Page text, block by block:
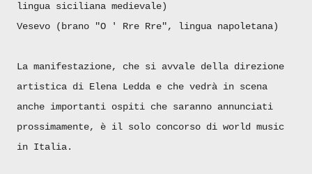
lingua siciliana medievale)
Vesevo (brano "O ' Rre Rre", lingua napoletana)
La manifestazione, che si avvale della direzione
artistica di Elena Ledda e che vedrà in scena
anche importanti ospiti che saranno annunciati
prossimamente, è il solo concorso di world music
in Italia.